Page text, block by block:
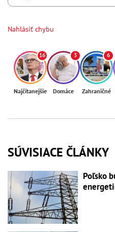
Nahlásiť chybu
16
Najčítanejšie
3
Domáce
6
Zahraničné
SÚVISIACE ČLÁNKY
Poľsko